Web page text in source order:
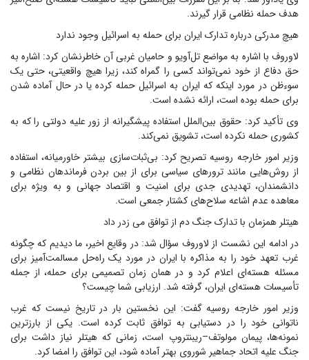
هدف حمله نظامی قرار گیرند.
هیچ مدرکی درباره تدارک ایران برای حمله به اسرائیل وجود ندارد
لاوروف با اشاره به مواضع تل‌آویو و حامیان غربی آن خاطرنشان کرد: اشاره به
حق دفاع از خود نمی‌تواند کسی را گمراه کند، زیرا هیچ واقعیتی، حتی یک
سوءظن در مورد اینکه که ایران به اسرائیل حمله کرده یا در حال آماده شدن
برای حمله بوده است، ارائه نشده است.
وی تأکید کرد: حقوق بین‌الملل استفاده پیشگیرانه از زور علیه دولتی را که به
کشوری حمله نکرده است، تشویق نمی‌کند.
وزیر امور خارجه روسیه تصریح کرد: بی‌ثبات‌سازی بیشتر خاورمیانه، استفاده
از روش‌هایی مانند ترورهای سیاسی برای از بین بردن فرماندهان نظامی و
دانشمندان، تهدیدی جدی برای امنیت و اقتصاد جهانی و به ویژه برای
معاهده عدم اشاعه سلاح‌های کشتار جمعی است.
هیتلر همزمان با تدارک جنگ دم از توافق می زدر داد
در ادامه این نشست از لاوروف سؤال شد: در وقایع اخیر، ما دیدیم که چگونه
غرب تعهد خود را به مذاکره با ایران در مورد یک راه‌حل مسالمت‌آمیز برای
مسئله هسته‌ای اعلام کرد و در همان زمان تصمیمی برای حمله، از جمله
تأسیسات هسته‌ای ایران، گرفته شد. ارزیابی شما چیست؟
وزیر امور خارجه روسیه گفت:‌ این نخستین بار در تاریخ نیست که غرب
ناتوانی خود را در دستیابی به توافق ثابت کرده است. یکی از بارزترین
نمونه‌ها، پیمان مولوتف–ریبنتروپ است، زمانی که هیتلر نیاز داشت برای
جنگ علیه اتحاد جماهیر شوروی بهتر آماده شود، این توافق را امضا کرد.